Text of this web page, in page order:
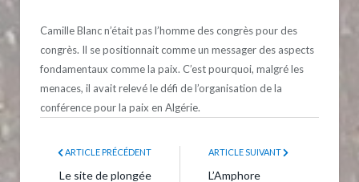
Camille Blanc n’était pas l’homme des congrès pour des
congrès. Il se positionnait comme un messager des aspects
fondamentaux comme la paix. C’est pourquoi, malgré les
menaces, il avait relevé le défi de l’organisation de la
conférence pour la paix en Algérie.
ARTICLE PRÉCÉDENT
Le site de plongée
ARTICLE SUIVANT
L’Amphore